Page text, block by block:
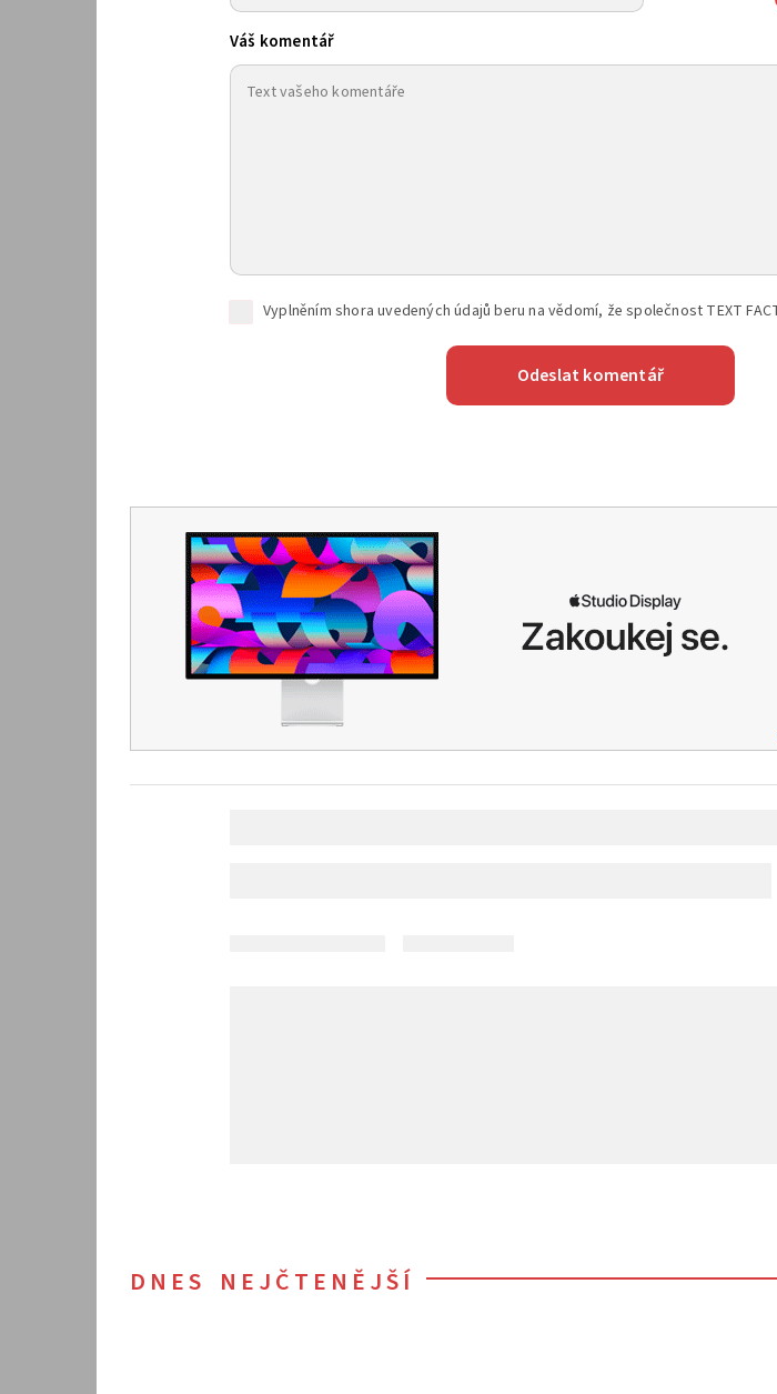
Váš komentář
DNES NEJČTENĚJŠÍ